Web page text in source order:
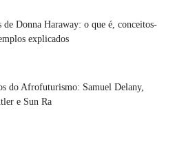
de Donna Haraway: o que é, conceitos-
explicados
do Afrofuturismo: Samuel Delany,
e Sun Ra